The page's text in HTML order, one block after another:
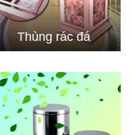
Thùng rác đá